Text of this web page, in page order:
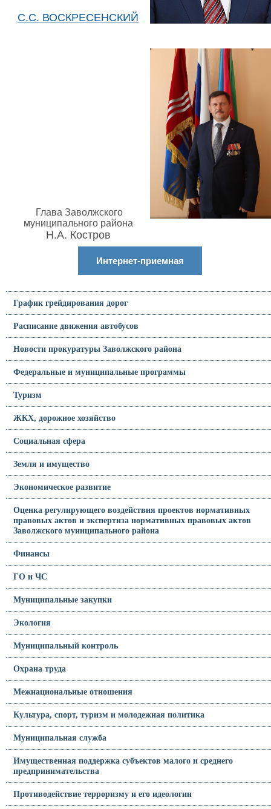
С.С. ВОСКРЕСЕНСКИЙ
Глава Заволжского
муниципального района
Н.А. Костров
Интернет-приемная
График грейдирования дорог
Расписание движения автобусов
Новости прокуратуры Заволжского района
Федеральные и муниципальные программы
Туризм
ЖКХ, дорожное хозяйство
Социальная сфера
Земля и имущество
Экономическое развитие
Оценка регулирующего воздействия проектов нормативных
правовых актов и экспертиза нормативных правовых актов
Заволжского муниципального района
Финансы
ГО и ЧС
Муниципальные закупки
Экология
Муниципальный контроль
Охрана труда
Межнациональные отношения
Культура, спорт, туризм и молодежная политика
Муниципальная служба
Имущественная поддержка субъектов малого и среднего
предпринимательства
Противодействие терроризму и его идеологии